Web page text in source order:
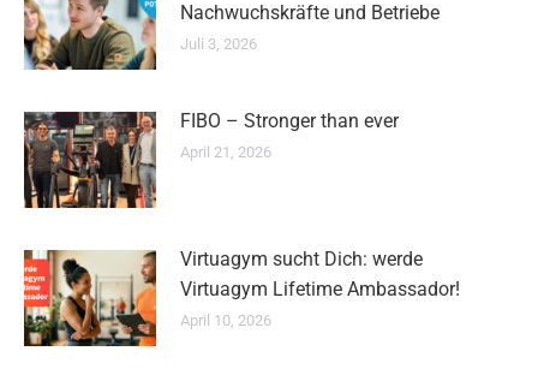
Nachwuchskräfte und Betriebe
Juli 3, 2026
FIBO – Stronger than ever
April 21, 2026
Virtuagym sucht Dich: werde
Virtuagym Lifetime Ambassador!
April 10, 2026